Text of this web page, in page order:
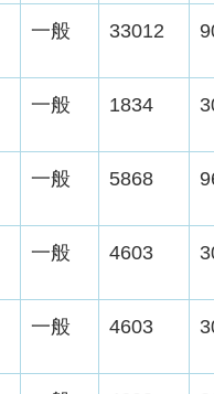
一般 33012
一般 1834
一般 5868
一般 4603
一般 4603